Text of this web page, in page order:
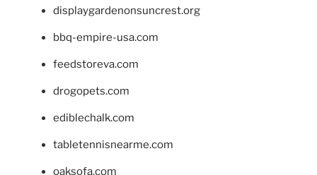
displaygardenonsuncrest.org
bbq-empire-usa.com
feedstoreva.com
drogopets.com
ediblechalk.com
tabletennisnearme.com
oaksofa.com